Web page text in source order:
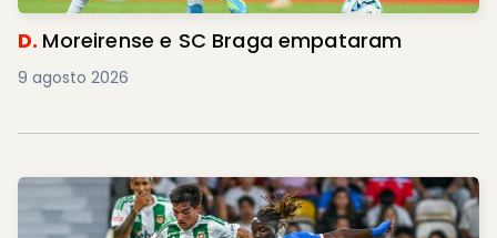
D. Moreirense e SC Braga empataram
9 agosto 2026